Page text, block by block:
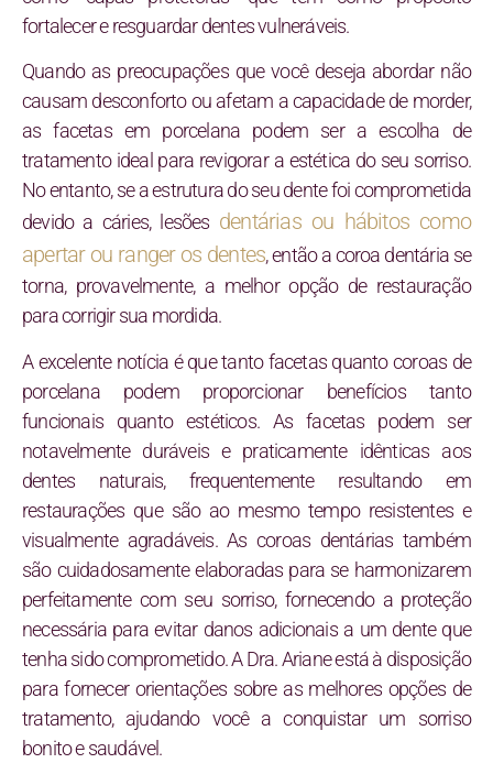
fortalecer e resguardar dentes vulneráveis.
Quando as preocupações que você deseja abordar não
causam desconforto ou afetam a capacidade de morder,
as facetas em porcelana podem ser a escolha de
tratamento ideal para revigorar a estética do seu sorriso.
No entanto, se a estrutura do seu dente foi comprometida
devido a cáries, lesões dentárias ou hábitos como
apertar ou ranger os dentes, então a coroa dentária se
torna, provavelmente, a melhor opção de restauração
para corrigir sua mordida.
A excelente notícia é que tanto facetas quanto coroas de
porcelana podem proporcionar benefícios tanto
funcionais quanto estéticos. As facetas podem ser
notavelmente duráveis e praticamente idênticas aos
dentes naturais, frequentemente resultando em
restaurações que são ao mesmo tempo resistentes e
visualmente agradáveis. As coroas dentárias também
são cuidadosamente elaboradas para se harmonizarem
perfeitamente com seu sorriso, fornecendo a proteção
necessária para evitar danos adicionais a um dente que
tenha sido comprometido. A Dra. Ariane está à disposição
para fornecer orientações sobre as melhores opções de
tratamento, ajudando você a conquistar um sorriso
bonito e saudável.